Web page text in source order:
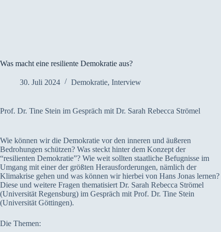
Was macht eine resiliente Demokratie aus?
30. Juli 2024 Demokratie, Interview
Prof. Dr. Tine Stein im Gespräch mit Dr. Sarah Rebecca Strömel
Wie können wir die Demokratie vor den inneren und äußeren
Bedrohungen schützen? Was steckt hinter dem Konzept der
“resilienten Demokratie”? Wie weit sollten staatliche Befugnisse im
Umgang mit einer der größten Herausforderungen, nämlich der
Klimakrise gehen und was können wir hierbei von Hans Jonas lernen?
Diese und weitere Fragen thematisiert Dr. Sarah Rebecca Strömel
(Universität Regensburg) im Gespräch mit Prof. Dr. Tine Stein
(Universität Göttingen).
Die Themen: